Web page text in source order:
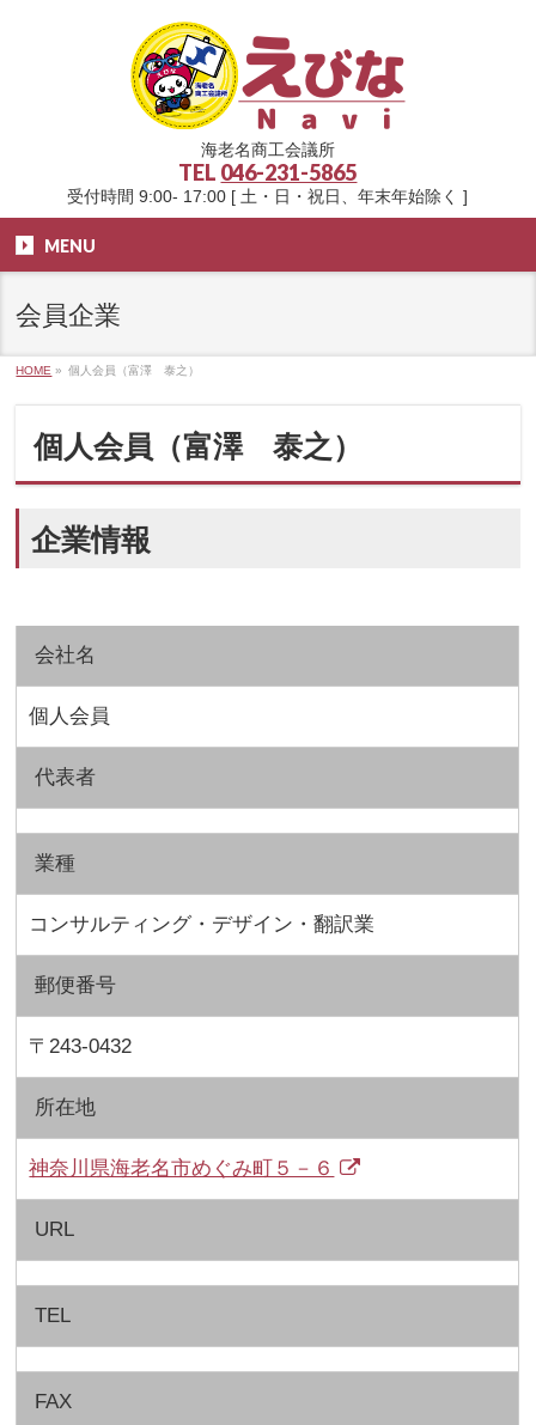
海老名商工会議所
TEL 046-231-5865
受付時間 9:00- 17:00 [ 土・日・祝日、年末年始除く ]
MENU
会員企業
HOME » 個人会員（富澤 泰之）
個人会員（富澤 泰之）
企業情報
会社名
個人会員
代表者
業種
コンサルティング・デザイン・翻訳業
郵便番号
〒243-0432
所在地
神奈川県海老名市めぐみ町５－６
URL
TEL
FAX